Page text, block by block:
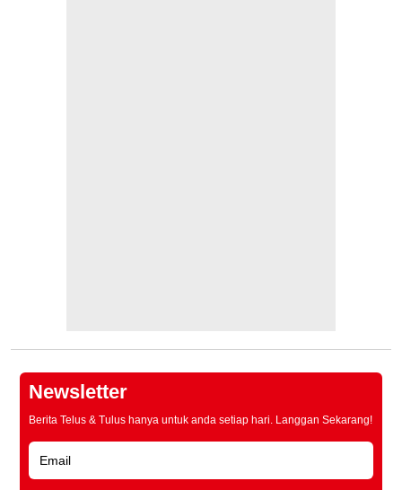
Newsletter
Berita Telus & Tulus hanya untuk anda setiap hari. Langgan Sekarang!